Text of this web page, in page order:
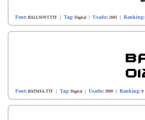
Font: BALLSONT.TTF | Tag: Digital | Usado: 2605 | Ranking:
Font: BATMFA.TTF | Tag: Digital | Usado: 3999 | Ranking: 9